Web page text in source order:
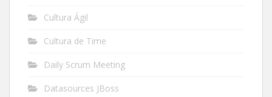
Cultura Ágil
Cultura de Time
Daily Scrum Meeting
Datasources JBoss